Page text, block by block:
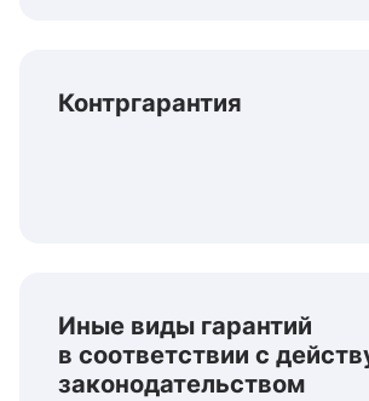
Контргарантия
Иные виды гарантий
в соответствии с
законодательством